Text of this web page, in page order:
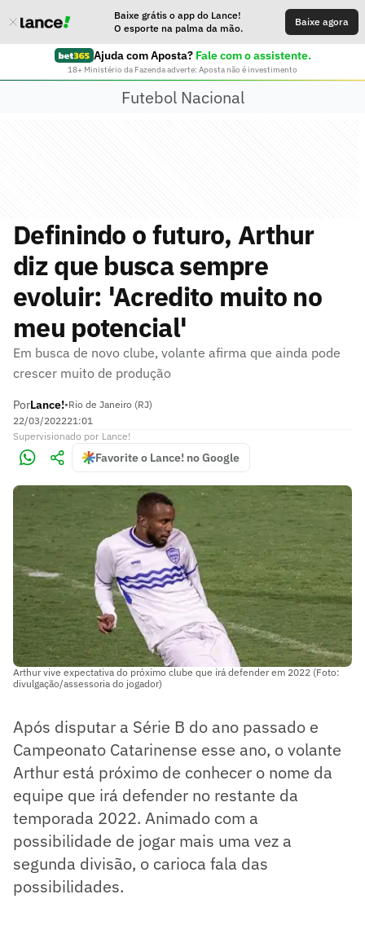
Baixe grátis o app do Lance!
O esporte na palma da mão.
Baixe agora
Ajuda com Aposta? Fale com o assistente.
18+ Ministério da Fazenda adverte: Aposta não é investimento
Futebol Nacional
Definindo o futuro, Arthur
diz que busca sempre
evoluir: 'Acredito muito no
meu potencial'
Em busca de novo clube, volante afirma que ainda pode
crescer muito de produção
PorLance!•Rio de Janeiro (RJ)
22/03/202221:01
Supervisionado por Lance!
Favorite o Lance! no Google
Arthur vive expectativa do próximo clube que irá defender em 2022 (Foto:
divulgação/assessoria do jogador)
Após disputar a Série B do ano passado e
Campeonato Catarinense esse ano, o volante
Arthur está próximo de conhecer o nome da
equipe que irá defender no restante da
temporada 2022. Animado com a
possibilidade de jogar mais uma vez a
segunda divisão, o carioca fala das
possibilidades.